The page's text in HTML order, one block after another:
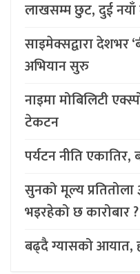
लाखसम्म छुट, दुई नयाँ
साइमेक्सद्वारा देशभर
अभियान सुरु
नाइमा मोबिलिटी
टेकटन
पर्यटन नीति
सुनको मूल्य
भइरहेको छ कारोबार ?
बढ्दै ग्यासको आयात,